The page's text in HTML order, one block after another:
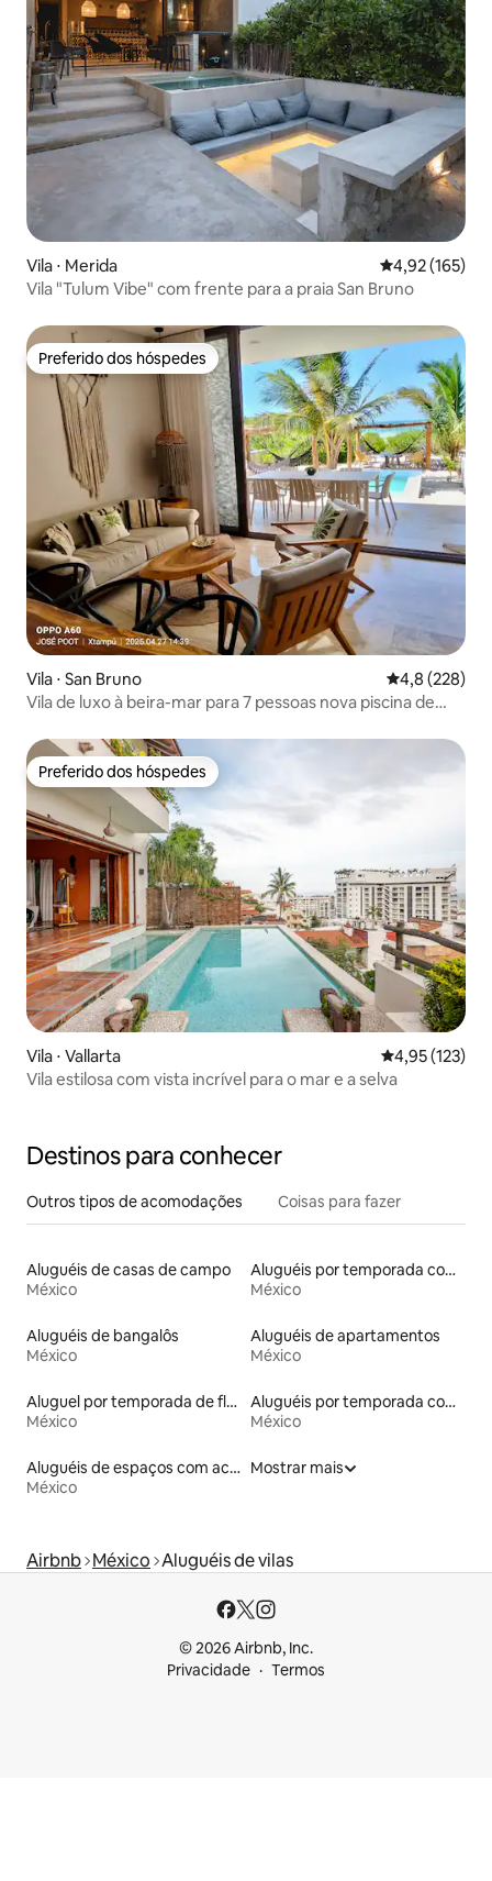
Vila ⋅ Merida 4,92 de uma
4,92 (165)
Vila "Tulum Vibe" com frente para a praia San Bruno
Preferido dos hóspedes
Preferido dos hóspedes
Vila ⋅ San Bruno 4,8 de uma
4,8 (228)
Vila de luxo à beira-mar para 7 pessoas nova piscina de
Preferido dos hóspedes
Preferido dos hóspedes
Vila ⋅ Vallarta 4,95 de uma
4,95 (123)
Vila estilosa com vista incrível para o mar e a selva
Destinos para conhecer
Outros tipos de acomodações Coisas para fazer
Aluguéis de casas de campo
México
Aluguéis por temporada com sauna
México
Aluguéis de bangalôs
México
Aluguéis de apartamentos
México
Aluguel por temporada de flats
México
Aluguéis por temporada com banheiro para PCD
México
Aluguéis de espaços com acesso direto a pistas de esqui
México
Mostrar mais
Airbnb México Aluguéis de vilas
© 2026 Airbnb, Inc.
Privacidade
Termos